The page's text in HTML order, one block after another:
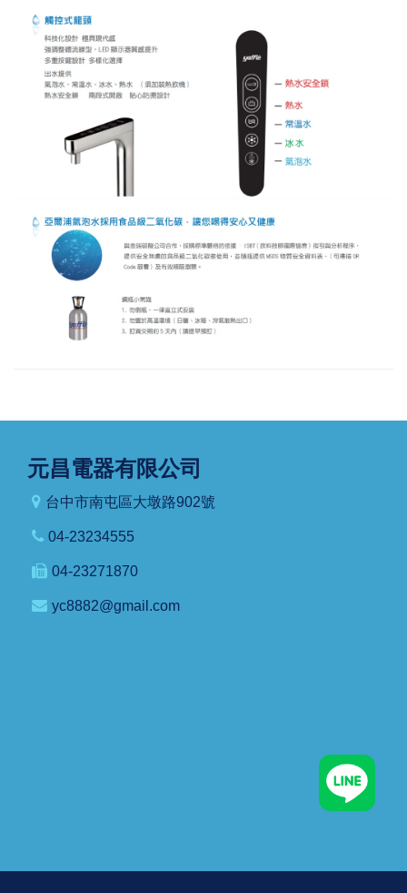
元昌電器有限公司
台中市南屯區大墩路902號
04-23234555
04-23271870
yc8882@gmail.com